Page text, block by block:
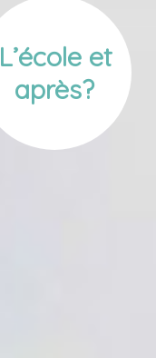
L’école et
après?